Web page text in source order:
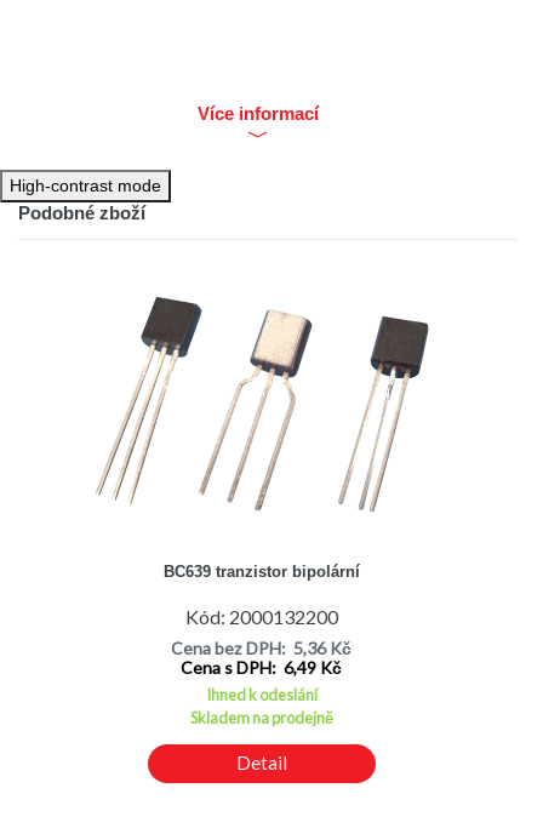
Více informací
High-contrast mode
Podobné zboží
BC639 tranzistor bipolární
Kód: 2000132200
Cena bez DPH: 5,36 Kč
Cena s DPH: 6,49 Kč
Ihned k odeslání
Skladem na prodejně
Detail